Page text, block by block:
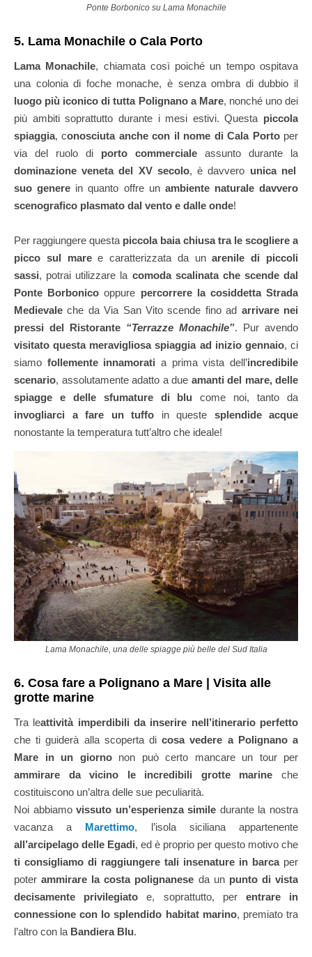
Ponte Borbonico su Lama Monachile
5. Lama Monachile o Cala Porto
Lama Monachile, chiamata così poiché un tempo ospitava
una colonia di foche monache, è senza ombra di dubbio il
luogo più iconico di tutta Polignano a Mare, nonché uno dei
più ambiti soprattutto durante i mesi estivi. Questa piccola
spiaggia, conosciuta anche con il nome di Cala Portoper
via del ruolo di porto commerciale assunto durante la
dominazione veneta del XV secolo, è davvero unica nel
suo genere in quanto offre un ambiente naturale davvero
scenografico plasmato dal vento e dalle onde!
Per raggiungere questa piccola baia chiusa tra le scogliere a
picco sul maree caratterizzata da unarenile di piccoli
sassi, potrai utilizzare la comoda scalinata che scende dal
Ponte Borbonico oppure percorrere la cosiddetta Strada
Medievale che da Via San Vito scende fino ad arrivare nei
pressi del Ristorante “Terrazze Monachile”. Pur avendo
visitato questa meravigliosa spiaggia ad inizio gennaio, ci
siamo follemente innamorati a prima vista dell’incredibile
scenario, assolutamente adatto a due amanti del mare, delle
spiagge e delle sfumature di blu come noi, tanto da
invogliarci a fare un tuffo in queste splendide acque
nonostante la temperatura tutt’altro che ideale!
Lama Monachile, una delle spiagge più belle del Sud Italia
6. Cosa fare a Polignano a Mare | Visita alle
grotte marine
Tra leattività imperdibili da inserire nell’itinerario perfetto
che ti guiderà alla scoperta dicosa vedere a Polignano a
Mare in un giornonon può certo mancare un tour per
ammirare da vicino le incredibili grotte marine che
costituiscono un’altra delle sue peculiarità.
Noi abbiamovissuto un’esperienza simile durante la nostra
vacanza a Marettimo, l’isola siciliana appartenente
all’arcipelago delle Egadi, ed è proprio per questo motivo che
ti consigliamo di raggiungere tali insenature in barcaper
poterammirare la costa polignanese da un punto di vista
decisamente privilegiato e, soprattutto, per entrare in
connessione con lo splendido habitat marino, premiato tra
l’altro con la Bandiera Blu.